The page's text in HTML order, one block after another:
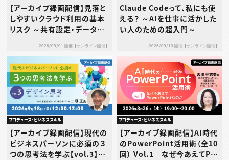
【アーカイブ録画配信】見落と
しやすいクラウド利用の基本
リスク ～共有設定・データ送
当に大丈夫？～2026/09/01 開催【オンライン開催】
Claude Codeって、私にも使
える？ ～AIを仕事に活かした
い人のための超入門～
2026/09/10 開催【オンライン開催】
プロデュース・ビジネススキル
【アーカイブ録画配信】現代の
ビジネスパーソンに必須の３
つの思考法を学ぶ【vol.3】デ
プロデュース・ビジネススキル
【アーカイブ録画配信】AI時代
のPowerPoint活用術（全10
回） Vol.1 なぜ今あえてPo